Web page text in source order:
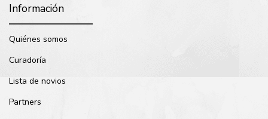
Información
Quiénes somos
Curadoría
Lista de novios
Partners